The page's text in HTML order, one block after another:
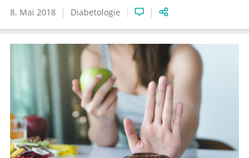
8. Mai 2018 Diabetologie